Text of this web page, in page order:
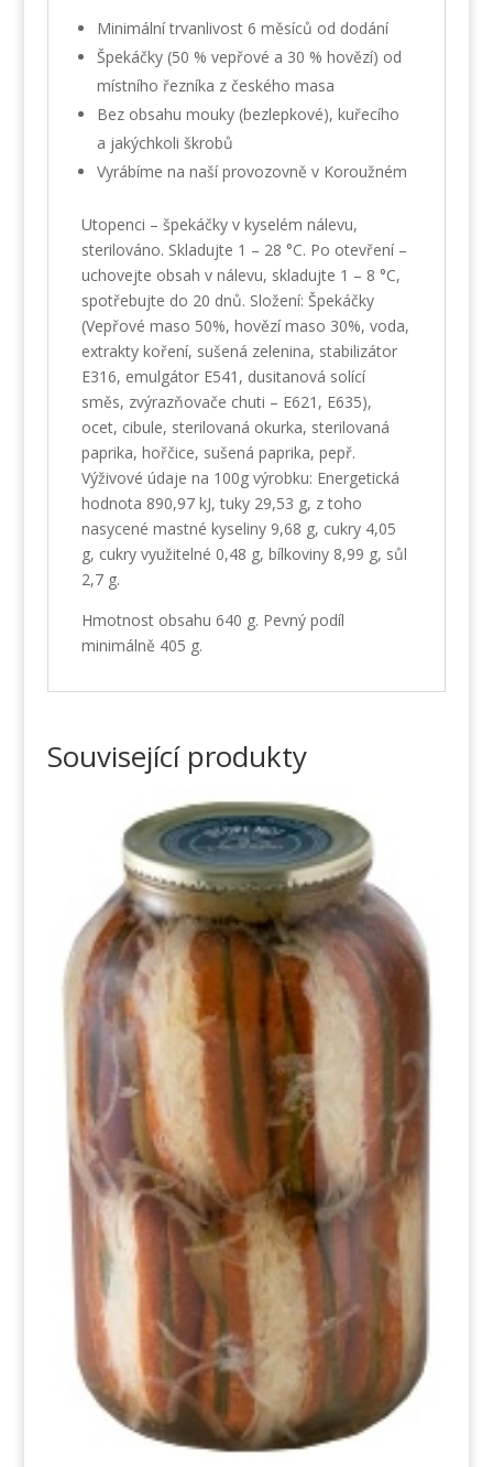
Minimální trvanlivost 6 měsíců od dodání
Špekáčky (50 % vepřové a 30 % hovězí) od
místního řezníka z českého masa
Bez obsahu mouky (bezlepkové), kuřecího
a jakýchkoli škrobů
Vyrábíme na naší provozovně v Koroužném
Utopenci – špekáčky v kyselém nálevu,
sterilováno. Skladujte 1 – 28 °C. Po otevření –
uchovejte obsah v nálevu, skladujte 1 – 8 °C,
spotřebujte do 20 dnů. Složení: Špekáčky
(Vepřové maso 50%, hovězí maso 30%, voda,
extrakty koření, sušená zelenina, stabilizátor
E316, emulgátor E541, dusitanová solící
směs, zvýrazňovače chuti – E621, E635),
ocet, cibule, sterilovaná okurka, sterilovaná
paprika, hořčice, sušená paprika, pepř.
Výživové údaje na 100g výrobku: Energetická
hodnota 890,97 kJ, tuky 29,53 g, z toho
nasycené mastné kyseliny 9,68 g, cukry 4,05
g, cukry využitelné 0,48 g, bílkoviny 8,99 g, sůl
2,7 g.
Hmotnost obsahu 640 g. Pevný podíl
minimálně 405 g.
Související produkty